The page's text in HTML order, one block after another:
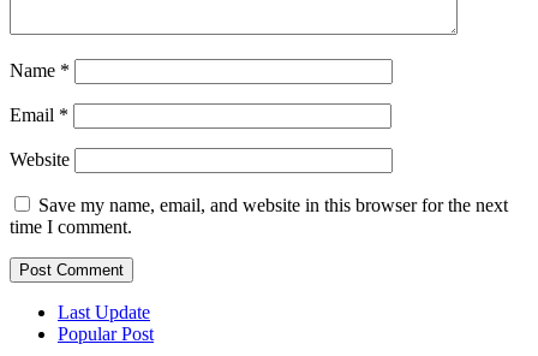
Name *
Email *
Website
Save my name, email, and website in this browser for the next
time I comment.
Last Update
Popular Post